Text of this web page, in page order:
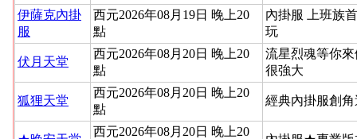
伊薩克內掛
服
西元2026年08月19日 晚上20
點
內掛服 上班族
玩
伏月天堂
西元2026年08月20日 晚上20
點
流星烈魂等你
很強大
狐狸天堂
西元2026年08月20日 晚上20
點
經典內掛服創
西元2026年08月20日 晚上20